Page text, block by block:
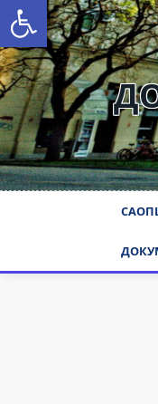
Skip
to
content